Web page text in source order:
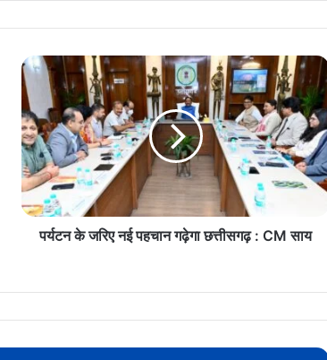
पर्यटन
के
जरिए
नई
पहचान
गढ़ेगा
छत्तीसगढ़
:
CM
पर्यटन के जरिए नई पहचान गढ़ेगा छत्तीसगढ़ : CM साय